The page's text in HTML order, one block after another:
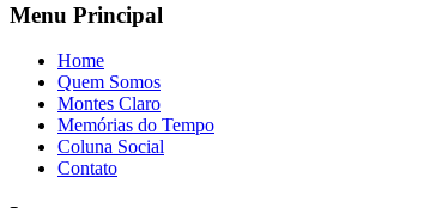
Menu Principal
Home
Quem Somos
Montes Claro
Memórias do Tempo
Coluna Social
Contato